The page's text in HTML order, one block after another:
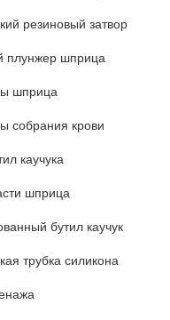
резиновый затвор
плунжер шприца
шприца
собрания крови
каучука
шприца
бутил каучук
трубка силикона